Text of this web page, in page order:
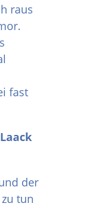
raus
fast
der
tun